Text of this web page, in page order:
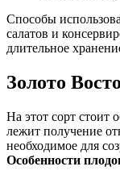
Способы
салатов и
длительное
Золото
На этот сорт стоит
лежит получение
необходимое для
Особенности